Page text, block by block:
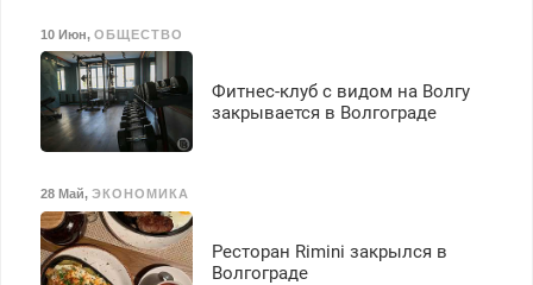
10 Июн, ОБЩЕСТВО
Фитнес-клуб с видом на Волгу
закрывается в Волгограде
28 Май, ЭКОНОМИКА
Ресторан Rimini закрылся в
Волгограде